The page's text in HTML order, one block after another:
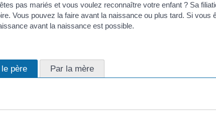
pas mariés et vous voulez reconnaître votre enfant ? Sa
Vous pouvez la faire avant la naissance ou plus tard. Si
avant la naissance est possible.
père Par la mère